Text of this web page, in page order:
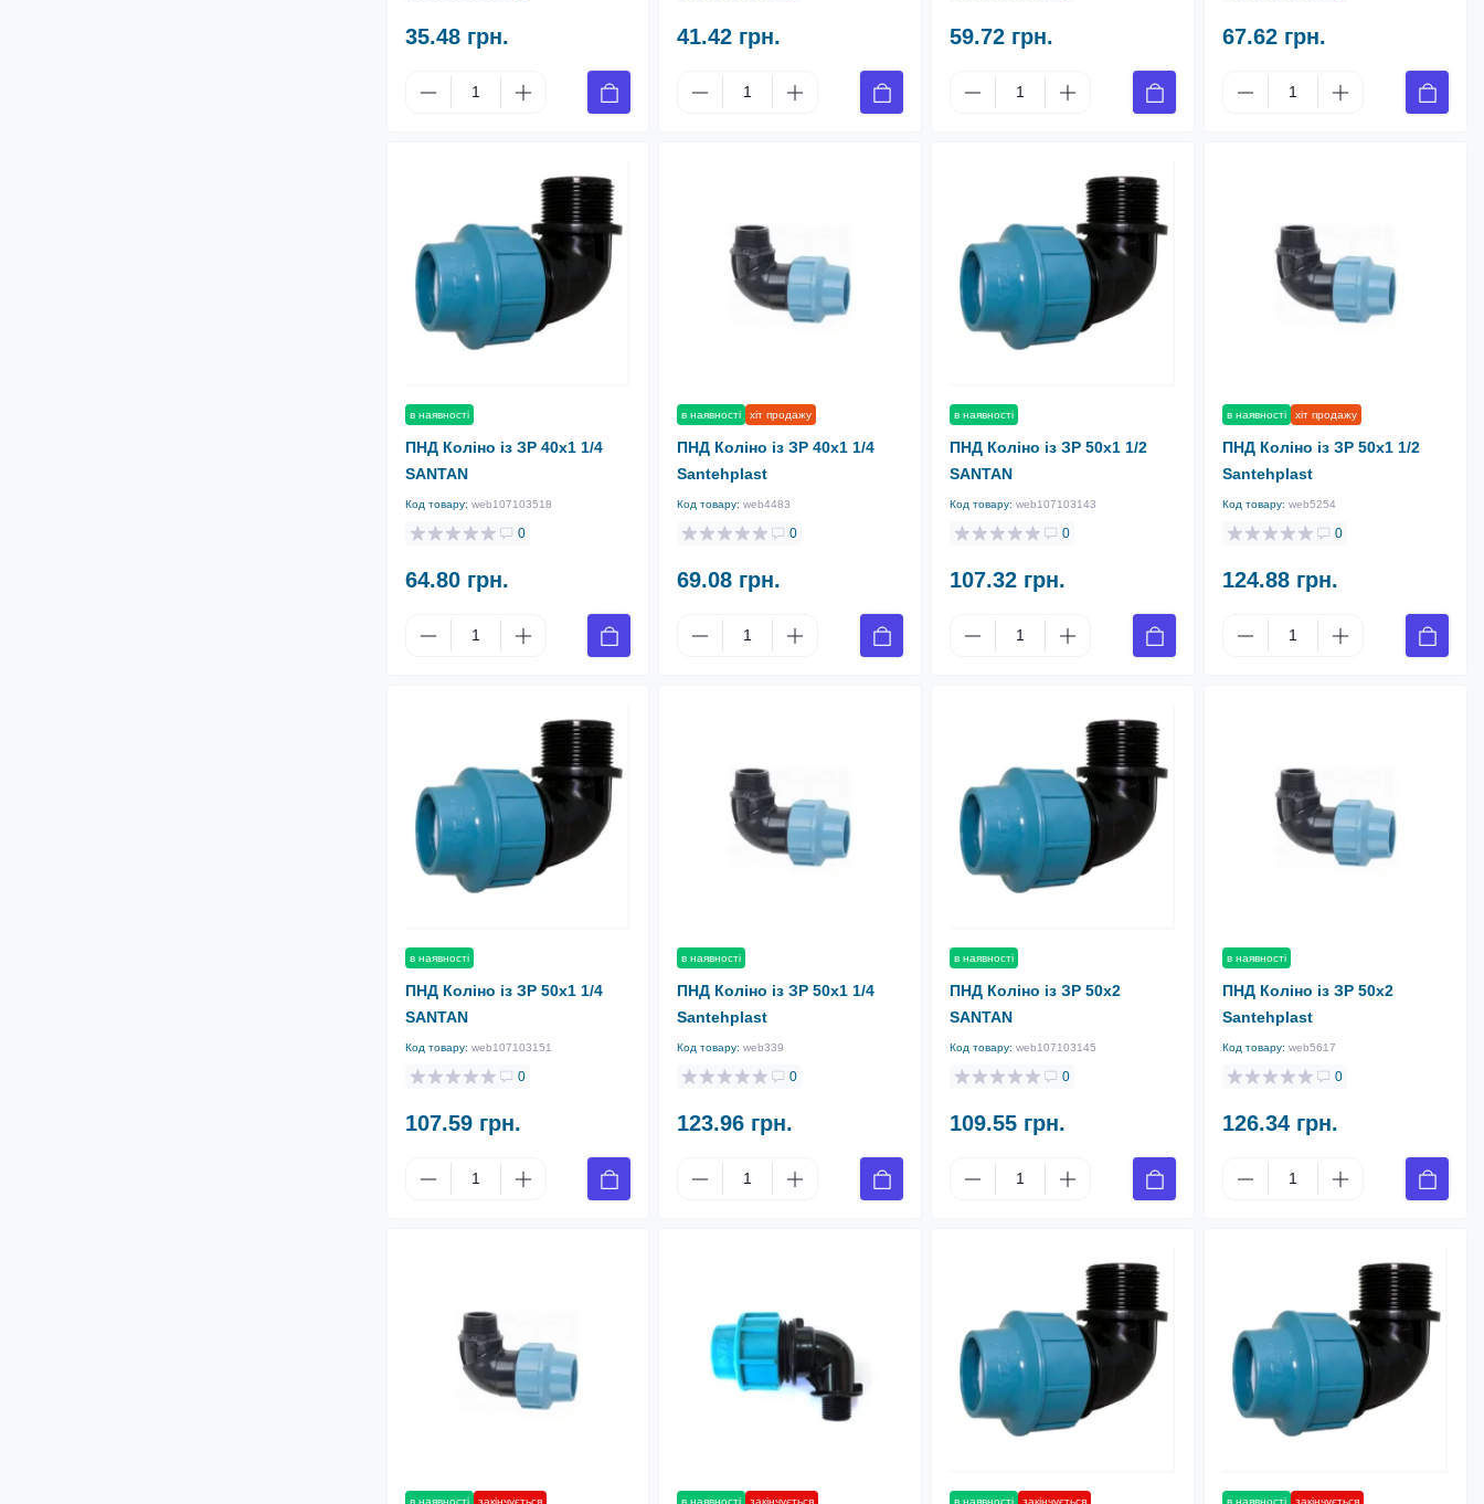
35.48 грн. 41.42 грн. 59.72 грн. 67.62 грн.
в наявності
ПНД Коліно із ЗР 40х1 1/4
SANTAN
Код товару: web107103518
0
64.80 грн.
в наявності хіт продажу
ПНД Коліно із ЗР 40х1 1/4
Santehplast
Код товару:web4483
0
69.08 грн.
в наявності
ПНД Коліно із ЗР 50х1 1/2
SANTAN
Код товару:web107103143
0
107.32 грн.
в наявності хіт продажу
ПНД Коліно із ЗР 50х1 1/2
Santehplast
Код товару:web5254
0
124.88 грн.
в наявності
ПНД Коліно із ЗР 50х1 1/4
SANTAN
Код товару: web107103151
0
107.59 грн.
в наявності
ПНД Коліно із ЗР 50х1 1/4
Santehplast
Код товару:web339
0
123.96 грн.
в наявності
ПНД Коліно із ЗР 50х2
SANTAN
Код товару:web107103145
0
109.55 грн.
в наявності
ПНД Коліно із ЗР 50х2
Santehplast
Код товару:web5617
0
126.34 грн.
в наявності закінчується в наявності закінчується в наявності закінчується в наявності закінчується